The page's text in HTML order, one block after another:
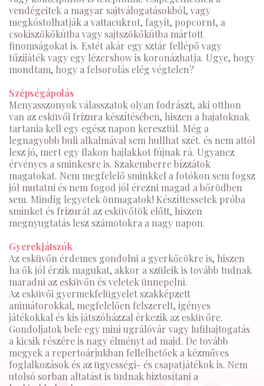
vendégeitek a magyar sajtválogatásokból, vagy
megkóstolhatják a vattacukrot, fagyit, popcornt, a
csokiszökőkútba vagy sajtszökőkútba mártott
finomságokat is. Estét akár egy sztár fellépő vagy
tűzijáték vagy egy lézershow is koronázhatja. Ugye, hogy
mondtam, hogy a felsorolás elég végtelen?
Szépségápolás
Menyasszonyok válasszatok olyan fodrászt, aki otthon
van az esküvői frizura készítésében, hiszen a hajatoknak
tartania kell egy egész napon keresztül. Még a
legnagyobb buli alkalmával sem hullhat szét. és nem attól
lesz jó, mert egy flakon hajlakkot fújnak rá. Ugyanez
érvényes a sminkesre is. Szakemberre bízzátok
magatokat. Nem megfelelő sminkkel a fotókon sem fogsz
jól mutatni és nem fogod jól érezni magad a bőrödben
sem. Mindig legyetek önmagatok! Készíttessetek próba
sminket és frizurát az esküvőtök előtt, hiszen
megnyugtatás lesz számotokra a nagy napon.
Gyerekjátszók
Az esküvőn érdemes gondolni a gyerkőcökre is, hiszen
ha ők jól érzik magukat, akkor a szüleik is tovább tudnak
maradni az esküvőn és veletek ünnepelni.
Az esküvői gyermekfelügyelet szakképzett
animátorokkal, megfelelően felszerelt, igényes
játékokkal és kis játszóházzal érkezik az esküvőre.
Gondoljatok bele egy mini ugrálóvár vagy lufihajtogatás
a kicsik részére is nagy élményt ad majd. De tovább
megyek a repertoárjukban fellelhetőek a kézműves
foglalkozások és az ügyességi- és csapatjátékok is. Nem
utolsó sorban altatást is tudnak biztosítani a